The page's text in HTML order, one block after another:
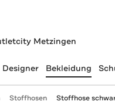
Metzingen
Designer Bekleidung
Stoffhosen Stoffhose